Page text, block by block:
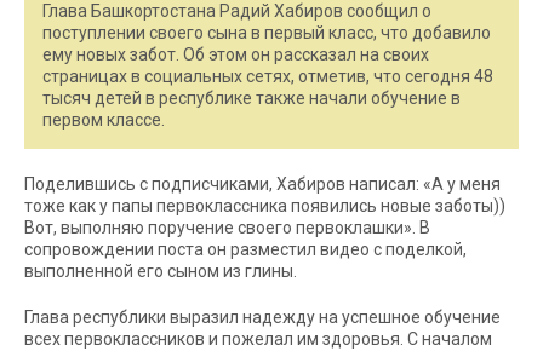
Глава Башкортостана Радий Хабиров сообщил о
поступлении своего сына в первый класс, что добавило
ему новых забот. Об этом он рассказал на своих
страницах в социальных сетях, отметив, что сегодня 48
тысяч детей в республике также начали обучение в
первом классе.
Поделившись с подписчиками, Хабиров написал: «А у меня
тоже как у папы первоклассника появились новые заботы))
Вот, выполняю поручение своего первоклашки». В
сопровождении поста он разместил видео с поделкой,
выполненной его сыном из глины.
Глава республики выразил надежду на успешное обучение
всех первоклассников и пожелал им здоровья. С началом